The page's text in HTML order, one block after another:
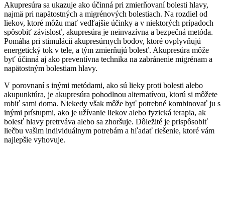
Akupresúra sa ukazuje ako účinná pri zmierňovaní bolesti hlavy,
najmä pri napätostných a migrénových bolestiach. Na rozdiel od
liekov, ktoré môžu mať vedľajšie účinky a v niektorých prípadoch
spôsobiť závislosť, akupresúra je neinvazívna a bezpečná metóda.
Pomáha pri stimulácii akupresúrnych bodov, ktoré ovplyvňujú
energetický tok v tele, a tým zmierňujú bolesť. Akupresúra môže
byť účinná aj ako preventívna technika na zabránenie migrénam a
napätostným bolestiam hlavy.
V porovnaní s inými metódami, ako sú lieky proti bolesti alebo
akupunktúra, je akupresúra pohodlnou alternatívou, ktorú si môžete
robiť sami doma. Niekedy však môže byť potrebné kombinovať ju s
inými prístupmi, ako je užívanie liekov alebo fyzická terapia, ak
bolesť hlavy pretrváva alebo sa zhoršuje. Dôležité je prispôsobiť
liečbu vašim individuálnym potrebám a hľadať riešenie, ktoré vám
najlepšie vyhovuje.